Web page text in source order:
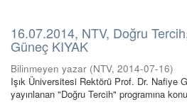
16.07.2014, NTV, Doğru
Güneç KIYAK
Bilinmeyen yazar (NTV, 2014-07-16)
Işık Üniversitesi Rektörü Prof. Dr. Nafiye
yayınlanan "Doğru Tercih" programına